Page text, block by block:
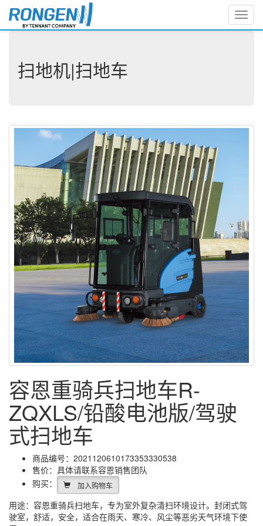
扫地机|扫地车
容恩重骑兵扫地车R-
ZQXLS/铅酸电池版/驾驶
式扫地车
商品编号：2021120610173353330538
售价：具体请联系容恩销售团队
购买：
加入购物车
用途：容恩重骑兵扫地车，专为室外复杂清扫环境设计。封闭式驾
驶室，舒适，安全，适合在雨天、寒冷、风尘等恶劣天气环境下使